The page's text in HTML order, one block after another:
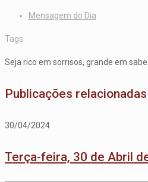
Mensagem do Dia
Tags
Seja rico em sorrisos, grande em
Publicações relacionadas
30/04/2024
Terça-feira, 30 de Abril